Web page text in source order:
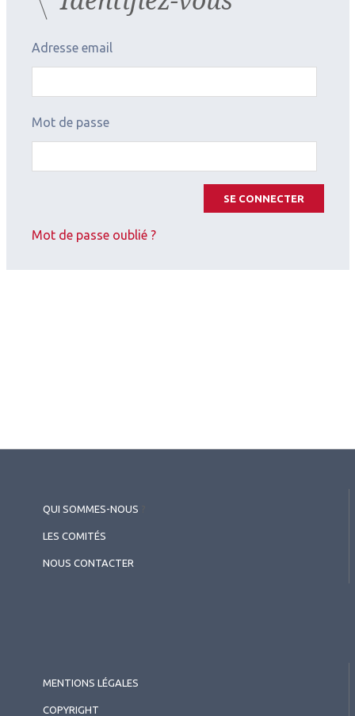
Adresse email
Mot de passe
SE CONNECTER
Mot de passe oublié ?
QUI SOMMES-NOUS
LES COMITÉS
NOUS CONTACTER
MENTIONS LÉGALES
COPYRIGHT